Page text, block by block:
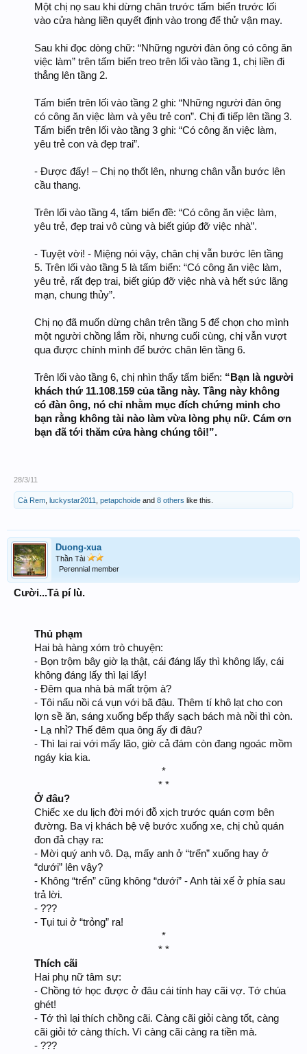
Một chị nọ sau khi dừng chân trước tấm biển trước lối
vào cửa hàng liền quyết định vào trong để thử vận may.
Sau khi đọc dòng chữ: “Những người đàn ông có công ăn
việc làm” trên tấm biển treo trên lối vào tầng 1, chị liền đi
thẳng lên tầng 2.
Tấm biển trên lối vào tầng 2 ghi: “Những người đàn ông
có công ăn việc làm và yêu trẻ con”. Chị đi tiếp lên tầng 3.
Tấm biển trên lối vào tầng 3 ghi: “Có công ăn việc làm,
yêu trẻ con và đẹp trai”.
- Được đấy! – Chị nọ thốt lên, nhưng chân vẫn bước lên
cầu thang.
Trên lối vào tầng 4, tấm biển đề: “Có công ăn việc làm,
yêu trẻ, đẹp trai vô cùng và biết giúp đỡ việc nhà”.
- Tuyệt vời! - Miệng nói vậy, chân chị vẫn bước lên tầng
5. Trên lối vào tầng 5 là tấm biển: “Có công ăn việc làm,
yêu trẻ, rất đẹp trai, biết giúp đỡ việc nhà và hết sức lãng
mạn, chung thủy”.
Chị nọ đã muốn dừng chân trên tầng 5 để chọn cho mình
một người chồng lắm rồi, nhưng cuối cùng, chị vẫn vượt
qua được chính mình để bước chân lên tầng 6.
Trên lối vào tầng 6, chị nhìn thấy tấm biển: “Bạn là người
khách thứ 11.108.159 của tầng này. Tầng này không
có đàn ông, nó chỉ nhằm mục đích chứng minh cho
bạn rằng không tài nào làm vừa lòng phụ nữ. Cám ơn
bạn đã tới thăm cửa hàng chúng tôi!”.
28/3/11
Cà Rem luckystar2011 petapchoide and 8 others like this.
Duong-xua
Thần Tài
Perennial member
Cười...Tả pí lù.
Thủ phạm
Hai bà hàng xóm trò chuyện:
- Bọn trộm bây giờ lạ thật, cái đáng lấy thì không lấy, cái
không đáng lấy thì lại lấy!
- Đêm qua nhà bà mất trộm à?
- Tôi nấu nồi cá vụn với bã đậu. Thêm tí khô lạt cho con
lợn sề ăn, sáng xuống bếp thấy sạch bách mà nồi thì còn.
- Lạ nhỉ? Thế đêm qua ông ấy đi đâu?
- Thì lai rai với mấy lão, giờ cả đám còn đang ngoác mồm
ngáy kia kia.
*
* *​
Ở đâu?
Chiếc xe du lịch đời mới đỗ xịch trước quán cơm bên
đường. Ba vị khách bệ vệ bước xuống xe, chị chủ quán
đon đả chạy ra:
- Mời quý anh vô. Dạ, mấy anh ở “trển” xuống hay ở
“dưới” lên vậy?
- Không “trển” cũng không “dưới” - Anh tài xế ở phía sau
trả lời.
- ???
- Tụi tui ở “trỏng” ra!
*
* *​
Thích cãi
Hai phụ nữ tâm sự:
- Chồng tớ học được ở đâu cái tính hay cãi vợ. Tớ chúa
ghét!
- Tớ thì lại thích chồng cãi. Càng cãi giỏi càng tốt, càng
cãi giỏi tớ càng thích. Vì càng cãi càng ra tiền mà.
- ???